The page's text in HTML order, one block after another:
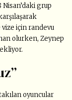
grup
için randevu
olurken, Zeynep
oyuncular